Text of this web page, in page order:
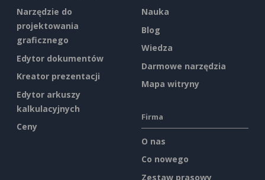
Narzędzie do
projektowania
graficznego
Edytor dokumentów
Kreator prezentacji
Edytor arkuszy
kalkulacyjnych
Ceny
Nauka
Blog
Wiedza
Darmowe narzędzia
Mapa witryny
Firma
O nas
Co nowego
Zestaw prasowy